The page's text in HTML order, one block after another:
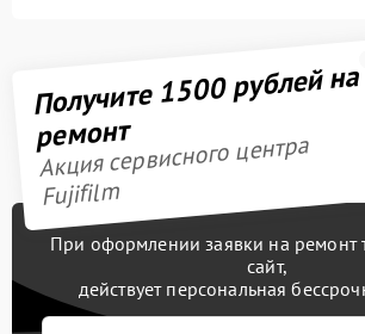
Получите 1500 рублей на
ремонт
Акция сервисного центра
Fujifilm
При оформлении заявки на ремонт
сайт,
действует персональная